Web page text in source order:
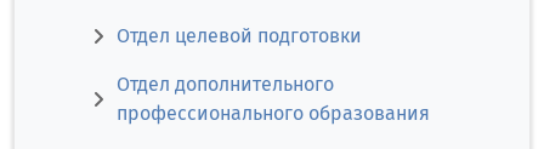
Отдел целевой подготовки
Отдел дополнительного
профессионального образования